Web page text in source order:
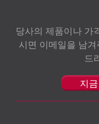
당사의 제품이나 가
시면 이메일을 남
드
지